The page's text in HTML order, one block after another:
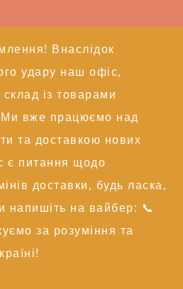
Внаслідок
удару наш офіс,
із товарами
вже працюємо над
та доставкою нових
є питання щодо
доставки, будь ласка,
напишіть на вайбер: 📞
за розуміння та
| Всі права захищені